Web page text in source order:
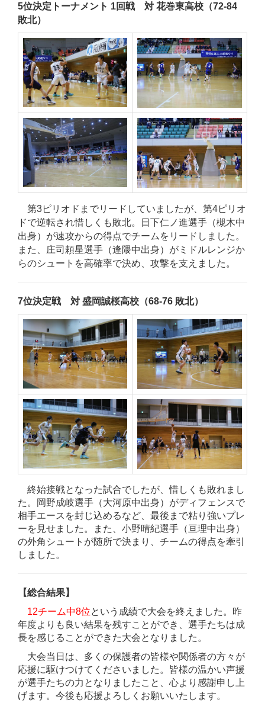
5位決定トーナメント 1回戦 対 花巻東高校（72-84
敗北）
第3ピリオドまでリードしていましたが、第4ピリオ
ドで逆転され惜しくも敗北。日下仁ノ進選手（槻木中
出身）が速攻からの得点でチームをリードしました。
また、庄司頼星選手（逢隈中出身）がミドルレンジか
らのシュートを高確率で決め、攻撃を支えました。
7位決定戦 対 盛岡誠桜高校（68-76 敗北）
終始接戦となった試合でしたが、惜しくも敗れまし
た。岡野成岐選手（大河原中出身）がディフェンスで
相手エースを封じ込めるなど、最後まで粘り強いプレ
ーを見せました。また、小野晴紀選手（亘理中出身）
の外角シュートが随所で決まり、チームの得点を牽引
しました。
【総合結果】
12チーム中8位という成績で大会を終えました。昨
年度よりも良い結果を残すことができ、選手たちは成
長を感じることができた大会となりました。
大会当日は、多くの保護者の皆様や関係者の方々が
応援に駆けつけてくださいました。皆様の温かい声援
が選手たちの力となりましたこと、心より感謝申し上
げます。今後も応援よろしくお願いいたします。